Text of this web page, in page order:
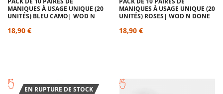
MANIQUES À USAGE UNIQUE (20
UNITÉS) BLEU CAMO| WOD N
18,90 €
MANIQUES À USAGE UNIQUE (20
UNITÉS) ROSES| WOD N DONE
18,90 €
EN RUPTURE DE STOCK